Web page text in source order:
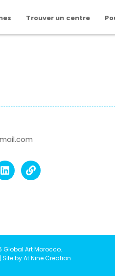
Trouver un centre
Art Morocco.
Site by At Nine Creation